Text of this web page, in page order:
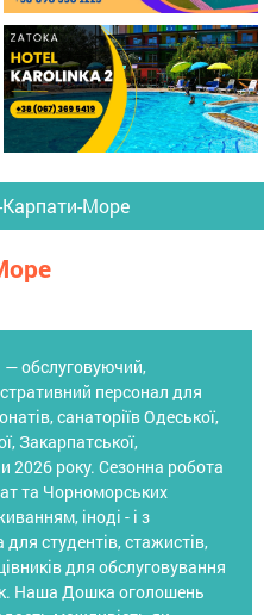
Море
— обслуговуючий,
персонал для
санаторіїв Одеської,
Закарпатської,
2026 року. Сезонна робота
та Чорноморських
іноді - і з
студентів, стажистів,
для обслуговування
Наша Дошка оголошень